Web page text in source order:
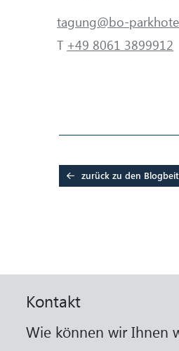
tagung@bo-
T +49 8061 3899912
zurück zu den
Kontakt
Wie können wir Ihnen